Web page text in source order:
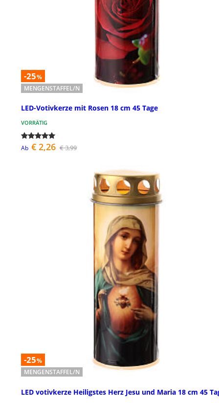
-25%
MENGENSTAFFEL/N
LED-Votivkerze mit Rosen 18 cm 45 Tage
VORRÄTIG
Ab € 2,26 € 3,99
-25%
MENGENSTAFFEL/N
LED votivkerze Heiligstes Herz Jesu und Maria 18 cm 45